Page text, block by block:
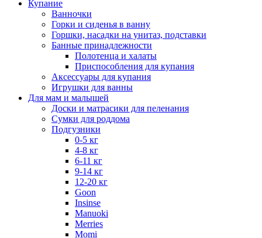
Купание
Ванночки
Горки и сиденья в ванну
Горшки, насадки на унитаз, подставки
Банные принадлежности
Полотенца и халаты
Приспособления для купания
Аксессуары для купания
Игрушки для ванны
Для мам и малышей
Доски и матрасики для пеленания
Сумки для роддома
Подгузники
0-5 кг
4-8 кг
6-11 кг
9-14 кг
12-20 кг
Goon
Insinse
Manuoki
Merries
Momi